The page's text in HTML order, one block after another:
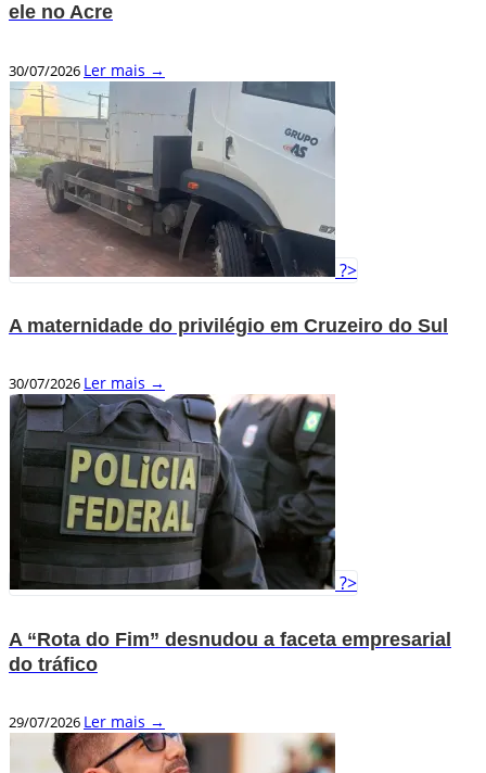
ele no Acre
30/07/2026 Ler mais →
?>
A maternidade do privilégio em Cruzeiro do Sul
30/07/2026 Ler mais →
?>
A “Rota do Fim” desnudou a faceta empresarial
do tráfico
29/07/2026 Ler mais →